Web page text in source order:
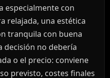
especialmente con
relajada, una estética
tranquila con buena
decisión no debería
o el precio: conviene
previsto, costes finales